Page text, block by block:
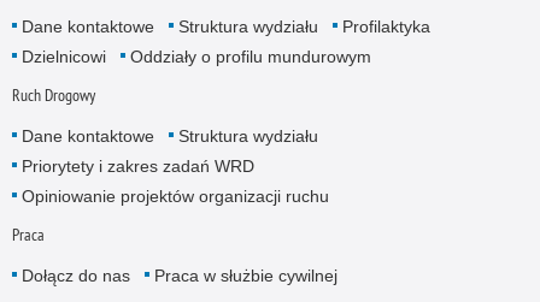
Dane kontaktowe Struktura wydziału
Profilaktyka
Dzielnicowi
Oddziały o profilu mundurowym
Ruch Drogowy
Dane kontaktowe
Struktura wydziału
Priorytety i zakres zadań WRD
Opiniowanie projektów organizacji ruchu
Praca
Dołącz do nas Praca w służbie cywilnej